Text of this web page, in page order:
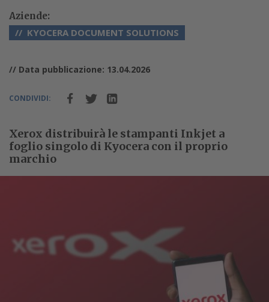
Aziende:
KYOCERA DOCUMENT SOLUTIONS
// Data pubblicazione: 13.04.2026
CONDIVIDI:
Xerox distribuirà le stampanti Inkjet a
foglio singolo di Kyocera con il proprio
marchio